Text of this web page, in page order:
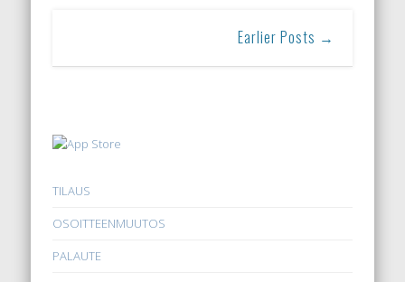
Earlier Posts →
TILAUS
OSOITTEENMUUTOS
PALAUTE